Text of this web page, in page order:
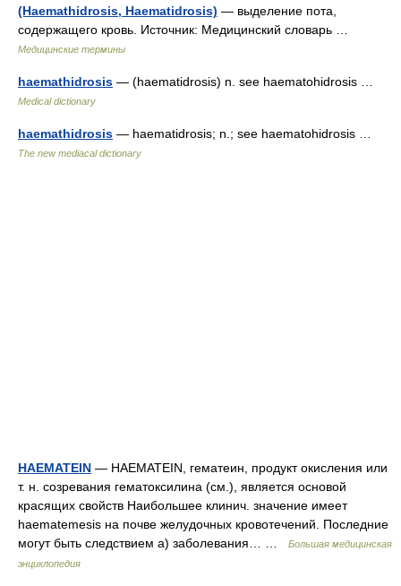
(Haemathidrosis, Haematidrosis) — выделение пота,
содержащего кровь. Источник: Медицинский словарь …
Медицинские термины
haemathidrosis — (haematidrosis) n. see haematohidrosis …
Medical dictionary
haemathidrosis — haematidrosis; n.; see haematohidrosis …
The new mediacal dictionary
HAEMATEIN — HAEMATEIN, гематеин, продукт окисления или
т. н. созревания гематоксилина (см.), является основой
красящих свойств Наибольшее клинич. значение имеет
haematemesis на почве желудочных кровотечений. Последние
могут быть следствием а) заболевания… …
Большая медицинская
энциклопедия